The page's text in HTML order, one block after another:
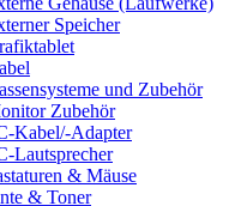
Speicher
und Zubehör
Zubehör
Kabel/-Adapter
Lautsprecher
& Mäuse
& Toner